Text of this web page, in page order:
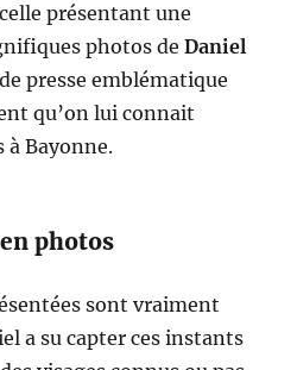
présentant une
photos deDaniel
presse emblématique
qu’on lui connait
à Bayonne.
photos
sont vraiment
a su capter ces instants